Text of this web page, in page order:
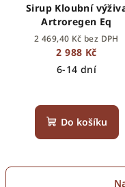
Sirup Kloubní
Artroregen Eq
2 469,40 Kč bez DPH
2 988 Kč
6-14 dní
Do košíku